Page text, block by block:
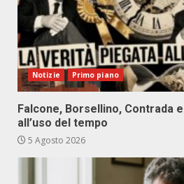
Notizie Primo piano
Falcone, Borsellino, Contrada
all’uso del tempo
5 Agosto 2026